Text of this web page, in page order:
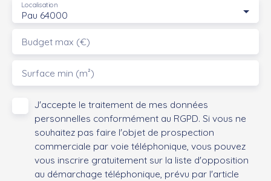
Pau 64000
Localisation
Budget max (€)
Surface min (m²)
J'accepte le traitement de mes données
personnelles conformément au RGPD. Si vous ne
souhaitez pas faire l'objet de prospection
commerciale par voie téléphonique, vous pouvez
vous inscrire gratuitement sur la liste d'opposition
au démarchage téléphonique, prévu par l'article